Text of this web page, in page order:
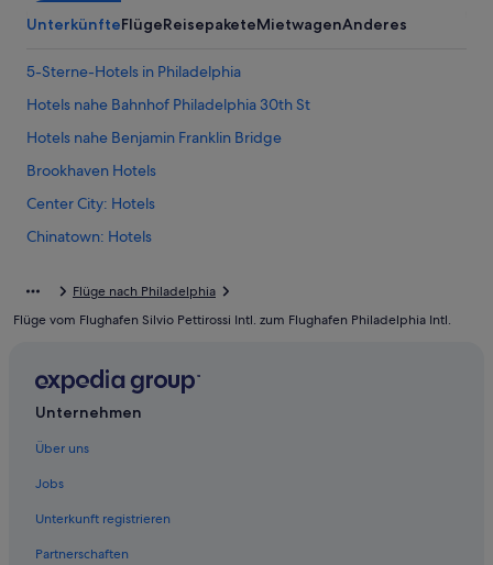
UnterkünfteFlügeReisepaketeMietwagenAnderes
5-Sterne-Hotels in Philadelphia
Hotels nahe Bahnhof Philadelphia 30th St
Hotels nahe Benjamin Franklin Bridge
Brookhaven Hotels
Center City: Hotels
Chinatown: Hotels
Hotels nahe Kimmel Center for the Performing Arts
Market East: Hotels
Ferienwohnungen in Philadelphia
Flüge nach Philadelphia
Flüge vom Flughafen Silvio Pettirossi Intl. zum Flughafen Philadelphia Intl.
Unternehmen
Über uns
Jobs
Unterkunft registrieren
Partnerschaften